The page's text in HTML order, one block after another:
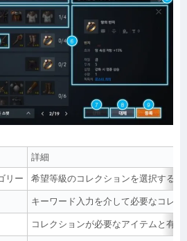
詳細
リー 希望等級のコレクションを選択する
キーワード入力を介して必要なコレ
コレクションが必要なアイテムと有